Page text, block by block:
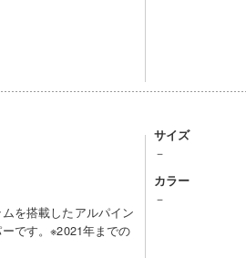
を搭載したアルパイン
です。※2021年までの
サイズ
－
カラー
－